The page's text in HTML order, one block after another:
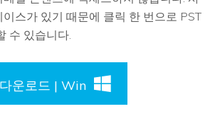
스가 있기 때문에 클릭 한 번으로 PST
수 있습니다.
다운로드 | Win